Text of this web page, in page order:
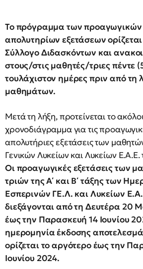
Το πρόγραμμα των προαγωγικών
απολυτηρίων εξετάσεων
Σύλλογο Διδασκόντων και
στους/στις μαθητές/τριες πέντε
τουλάχιστον ημέρες πριν από τη
μαθημάτων.
Μετά τη λήξη, προτείνεται το
χρονοδιάγραμμα για τις
απολυτήριες εξετάσεις των
Γενικών Λυκείων και Λυκείων
Οι προαγωγικές εξετάσεις των
τριών της Α΄ και Β΄ τάξης των
Εσπερινών ΓΕ.Λ. και Λυκείων
διεξάγονται από τη Δευτέρα 20
έως την Παρασκευή 14 Ιουνίου
ημερομηνία έκδοσης
ορίζεται το αργότερο έως την
Ιουνίου 2024.